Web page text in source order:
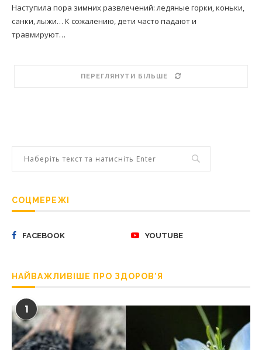
Наступила пора зимних развлечений: ледяные горки, коньки,
санки, лыжи… К сожалению, дети часто падают и
травмируют…
ПЕРЕГЛЯНУТИ БІЛЬШЕ
СОЦМЕРЕЖІ
FACEBOOK YOUTUBE
НАЙВАЖЛИВІШЕ ПРО ЗДОРОВ’Я
1